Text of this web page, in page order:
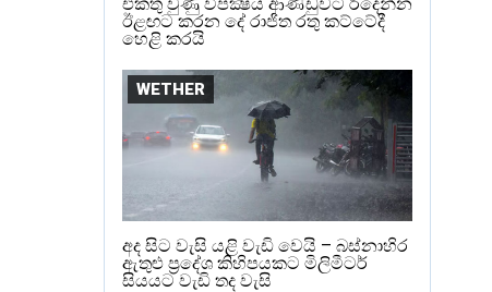
ඊළඟට කරන දේ රාජිත රතු කට්ටේදී
හෙළි කරයි
WETHER
අද සිට වැසි යළි වැඩි වෙයි – බස්නාහිර
ඇතුළු ප්‍රදේශ කිහිපයකට මිලිමීටර්
සියයට වැඩි තද වැසි